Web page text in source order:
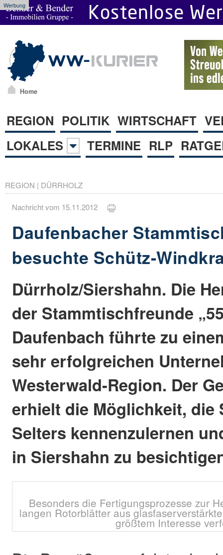
Werbung
Home
REGION POLITIK WIRTSCHAFT
LOKALES
TERMINE RLP
REGION | DÜRRHOLZ
Nachricht vom 15.11.2012
Daufenbacher
besuchte Schütz-
Dürrholz/Siershahn. Die
der Stammtischfreunde
Daufenbach führte zu
sehr erfolgreichen
Westerwald-Region. Der
erhielt die Möglichkeit, die
Selters kennenzulernen
in Siershahn zu
Besonders die Fertigungsprozesse zur
langen Rotorblätter aus
größtem Interesse